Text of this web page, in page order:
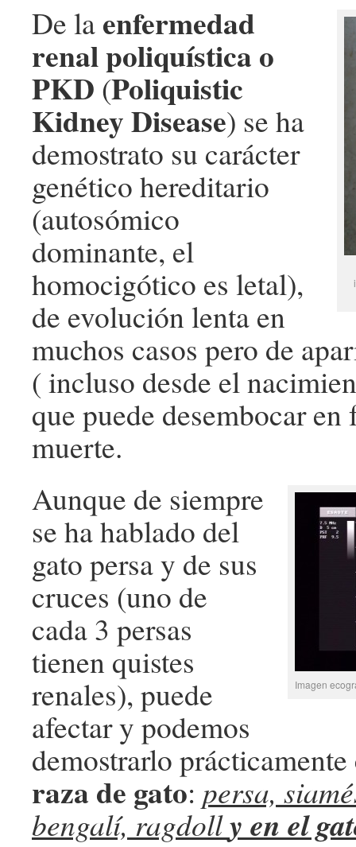
De laenfermedad
renal poliquística o
PKD (Poliquistic
Kidney Disease) se ha
demostrato su carácter
genético hereditario
(autosómico
dominante, el
homocigótico es letal),
de evolución lenta en
muchos casos pero de
( incluso desde el
que puede desembocar
muerte.
Imagen
Aunque de siempre
se ha hablado del
gato persa y de sus
cruces (uno de
cada 3 persas
tienen quistes
renales), puede
afectar y podemos
demostrarlo prácticamente
raza de gato: persa,
bengalí, ragdolly en el